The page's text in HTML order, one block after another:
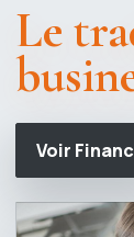
Le
Voir